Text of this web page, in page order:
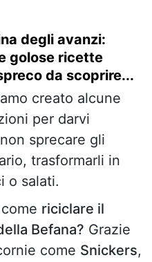
degli avanzi:
golose ricette
da scoprire...
creato alcune
per darvi
sprecare gli
trasformarli in
o salati.
riciclare il
Befana? Grazie
come Snickers,